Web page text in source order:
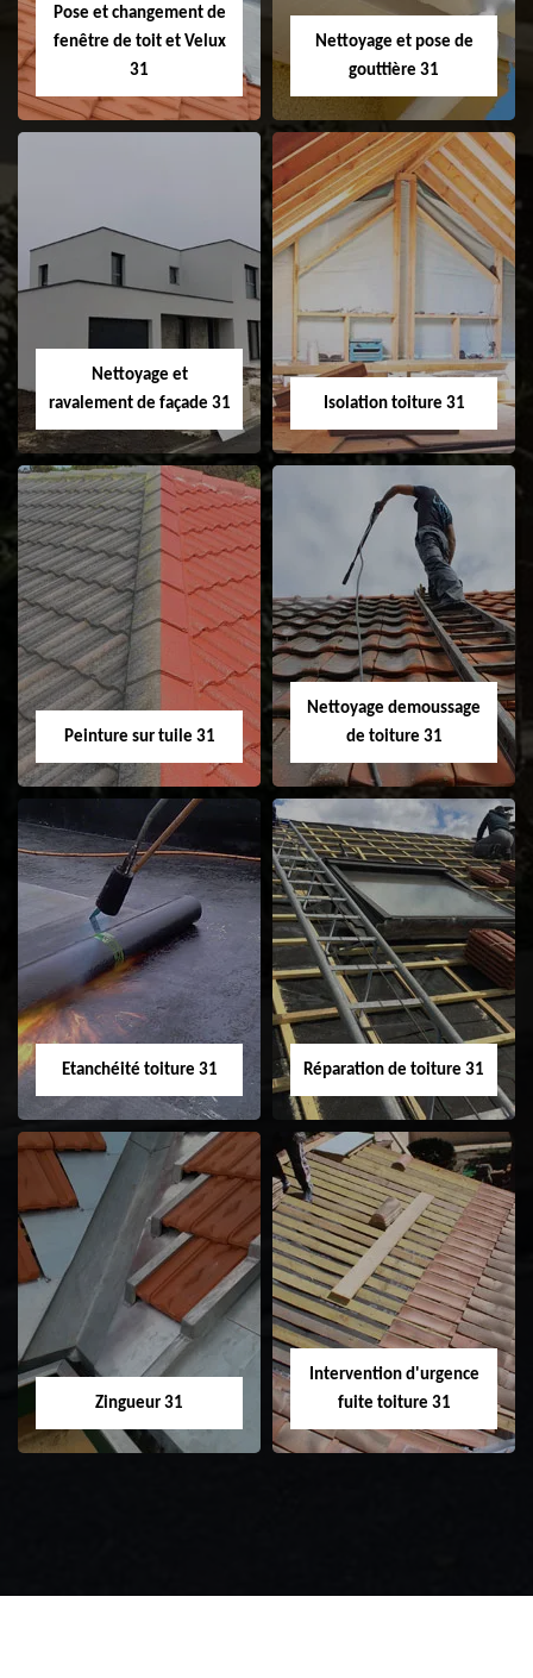
Pose et changement de
fenêtre de toit et Velux
31
Pose et
changement de
fenêtre de toit et
Velux 31
Nettoyage et pose de
gouttière 31
Nettoyage et pose
Nettoyage et
ravalement de façade 31
Nettoyage et
ravalement de
façade 31
Isolation toiture 31
Isolation toiture 31
Peinture sur tuile 31
Peinture sur tuile
31
Nettoyage demoussage
de toiture 31
Nettoyage
demoussage de
toiture 31
Etanchéité toiture 31
Etanchéité toiture
31
Réparation de toiture 31
Réparation de
toiture 31
Zingueur 31
Intervention d'urgence
fuite toiture 31